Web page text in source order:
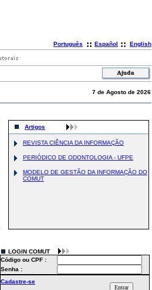
Português :: Español :: English
7 de Agosto de 2026
Artigos
REVISTA CIÊNCIA DA INFORMAÇÃO
PERIÓDICO DE ODONTOLOGIA - UFPE
MODELO DE GESTÃO DA INFORMAÇÃO DO
COMUT
LOGIN COMUT
Código ou CPF :
Senha :
Cadastre-se